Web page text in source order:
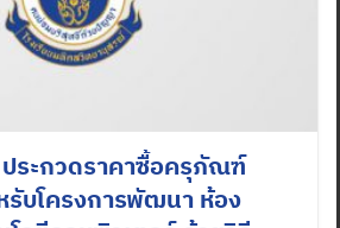
ระกวดราคาซื้อครุภัณฑ์
บโครงการพัฒนา ห้อง